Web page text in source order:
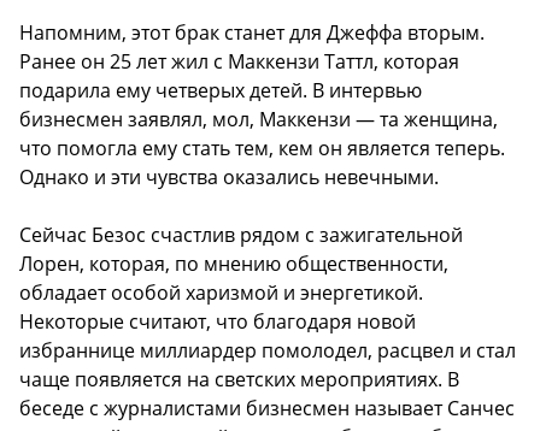
Напомним, этот брак станет для Джеффа вторым.
Ранее он 25 лет жил с Маккензи Таттл, которая
подарила ему четверых детей. В интервью
бизнесмен заявлял, мол, Маккензи — та женщина,
что помогла ему стать тем, кем он является теперь.
Однако и эти чувства оказались невечными.
Сейчас Безос счастлив рядом с зажигательной
Лорен, которая, по мнению общественности,
обладает особой харизмой и энергетикой.
Некоторые считают, что благодаря новой
избраннице миллиардер помолодел, расцвел и стал
чаще появляется на светских мероприятиях. В
беседе с журналистами бизнесмен называет Санчес